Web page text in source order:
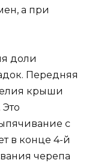
а при
доли
Передняя
крыши
с
в конце 4-й
черепа